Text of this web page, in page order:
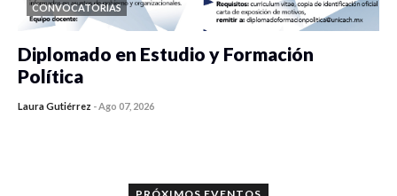
CONVOCATORIAS
Diplomado en Estudio y Formación
Política
Laura Gutiérrez -Ago 07, 2026